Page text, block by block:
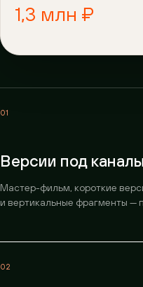
1,3 млн ₽
01
Версии под каналы
Мастер-фильм, короткие
и вертикальные фрагменты —
02